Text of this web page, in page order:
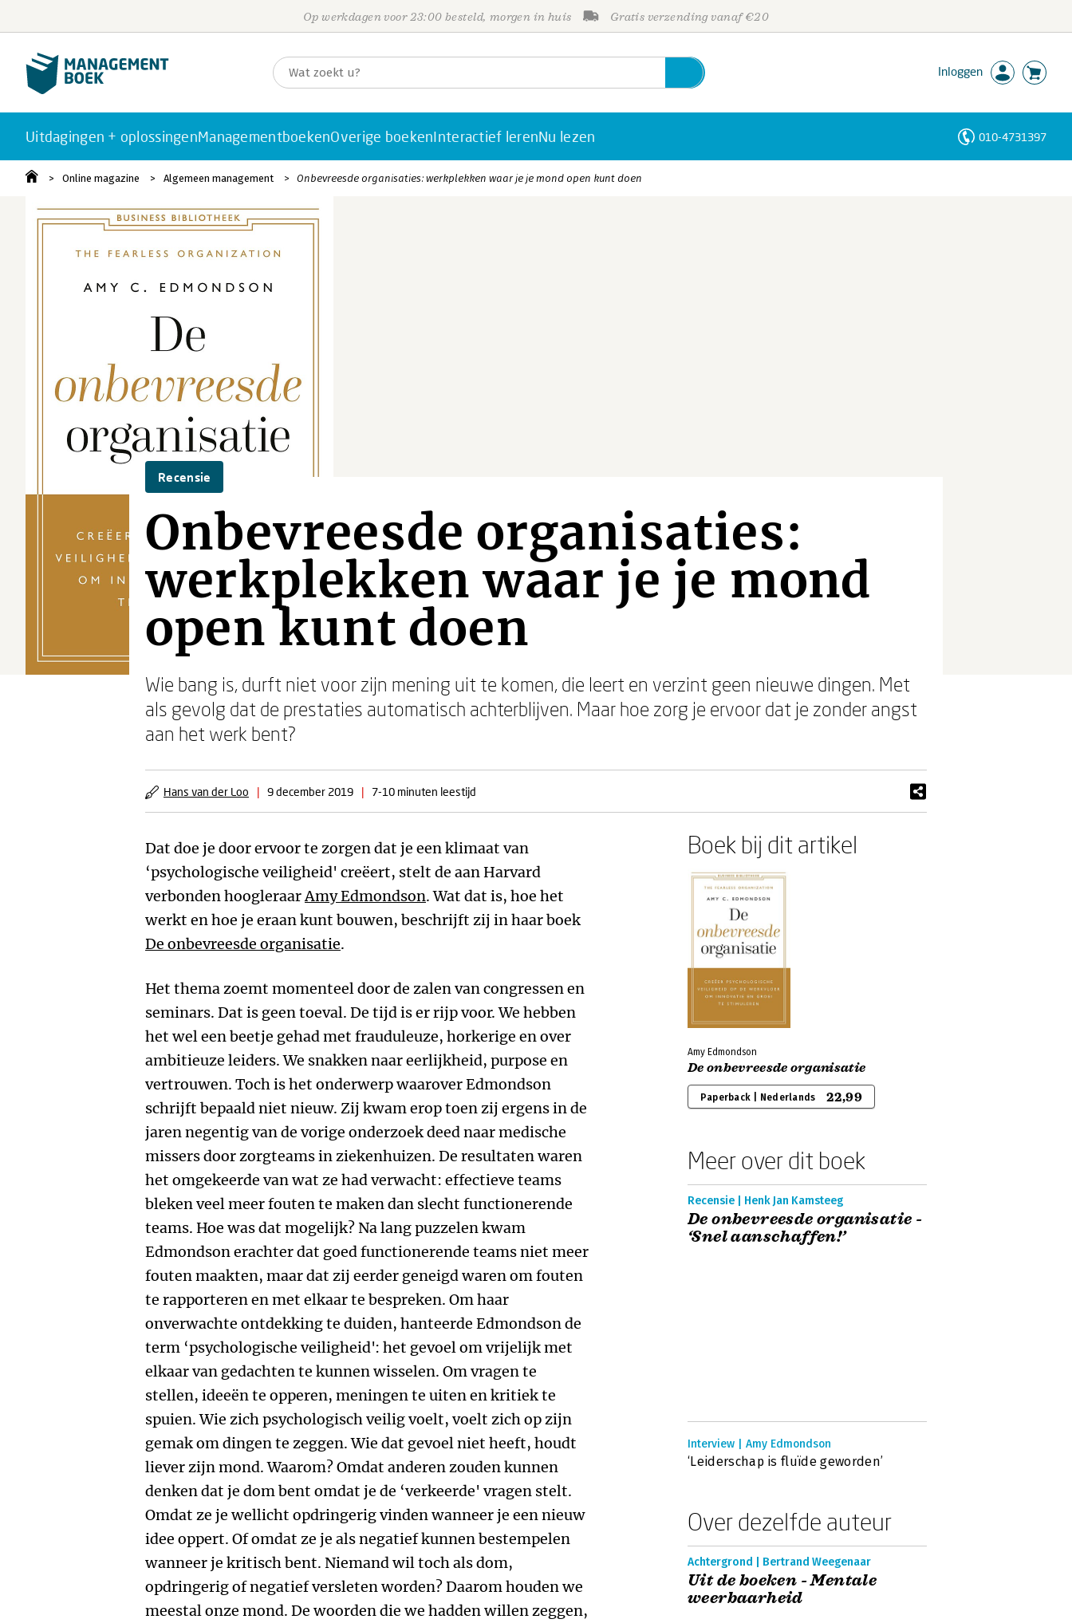
Op werkdagen voor 23:00 besteld, morgen in huis Gratis verzending vanaf €20
Inloggen
Uitdagingen + oplossingenManagementboekenOverige boekenInteractief lerenNu lezen 010-4731397
Online magazine Algemeen management Onbevreesde organisaties: werkplekken waar je je mond open kunt doen
Recensie
Onbevreesde organisaties:
werkplekken waar je je mond
open kunt doen
Wie bang is, durft niet voor zijn mening uit te komen, die leert en verzint geen nieuwe dingen. Met
als gevolg dat de prestaties automatisch achterblijven. Maar hoe zorg je ervoor dat je zonder angst
aan het werk bent?
Hans van der Loo | 9 december 2019 | 7-10 minuten leestijd
Dat doe je door ervoor te zorgen dat je een klimaat van
‘psychologische veiligheid' creëert, stelt de aan Harvard
verbonden hoogleraarAmy Edmondson. Wat dat is, hoe het
werkt en hoe je eraan kunt bouwen, beschrijft zij in haar boek
De onbevreesde organisatie.
Het thema zoemt momenteel door de zalen van congressen en
seminars. Dat is geen toeval. De tijd is er rijp voor. We hebben
het wel een beetje gehad met frauduleuze, horkerige en over
ambitieuze leiders. We snakken naar eerlijkheid, purpose en
vertrouwen. Toch is het onderwerp waarover Edmondson
schrijft bepaald niet nieuw. Zij kwam erop toen zij ergens in de
jaren negentig van de vorige onderzoek deed naar medische
missers door zorgteams in ziekenhuizen. De resultaten waren
het omgekeerde van wat ze had verwacht: effectieve teams
bleken veel meer fouten te maken dan slecht functionerende
teams. Hoe was dat mogelijk? Na lang puzzelen kwam
Edmondson erachter dat goed functionerende teams niet meer
fouten maakten, maar dat zij eerder geneigd waren om fouten
te rapporteren en met elkaar te bespreken. Om haar
onverwachte ontdekking te duiden, hanteerde Edmondson de
term ‘psychologische veiligheid': het gevoel om vrijelijk met
elkaar van gedachten te kunnen wisselen. Om vragen te
stellen, ideeën te opperen, meningen te uiten en kritiek te
spuien. Wie zich psychologisch veilig voelt, voelt zich op zijn
gemak om dingen te zeggen. Wie dat gevoel niet heeft, houdt
liever zijn mond. Waarom? Omdat anderen zouden kunnen
denken dat je dom bent omdat je de ‘verkeerde' vragen stelt.
Omdat ze je wellicht opdringerig vinden wanneer je een nieuw
idee oppert. Of omdat ze je als negatief kunnen bestempelen
wanneer je kritisch bent. Niemand wil toch als dom,
opdringerig of negatief versleten worden? Daarom houden we
meestal onze mond. De woorden die we hadden willen zeggen,
Boek bij dit artikel
Amy Edmondson
De onbevreesde organisatie
Paperback | Nederlands 22,99
Meer over dit boek
Recensie | Henk Jan Kamsteeg
De onbevreesde organisatie -
‘Snel aanschaffen!’
Interview | Amy Edmondson
‘Leiderschap is fluïde geworden’
Over dezelfde auteur
Achtergrond | Bertrand Weegenaar
Uit de boeken - Mentale
weerbaarheid
Personen